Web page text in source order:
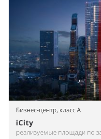
Бизнес-центр, класс A
iCity
реализуемые площади по